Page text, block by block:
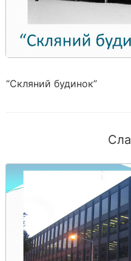
“Скляний будинок”